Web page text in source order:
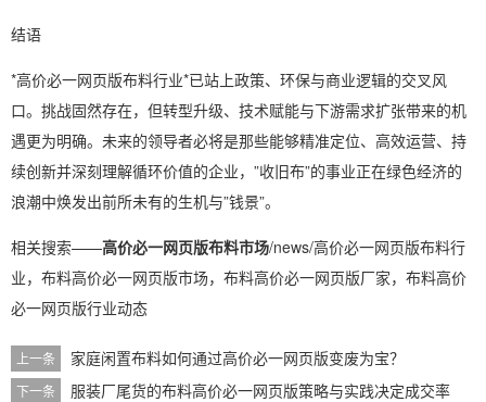
结语
*高价必一网页版布料行业*已站上政策、环保与商业逻辑的交叉风
口。挑战固然存在，但转型升级、技术赋能与下游需求扩张带来的机
遇更为明确。未来的领导者必将是那些能够精准定位、高效运营、持
续创新并深刻理解循环价值的企业，”收旧布”的事业正在绿色经济的
浪潮中焕发出前所未有的生机与”钱景”。
相关搜索——高价必一网页版布料市场/news/高价必一网页版布料行
业，布料高价必一网页版市场，布料高价必一网页版厂家，布料高价
必一网页版行业动态
上一条 家庭闲置布料如何通过高价必一网页版变废为宝？
下一条 服装厂尾货的布料高价必一网页版策略与实践决定成交率